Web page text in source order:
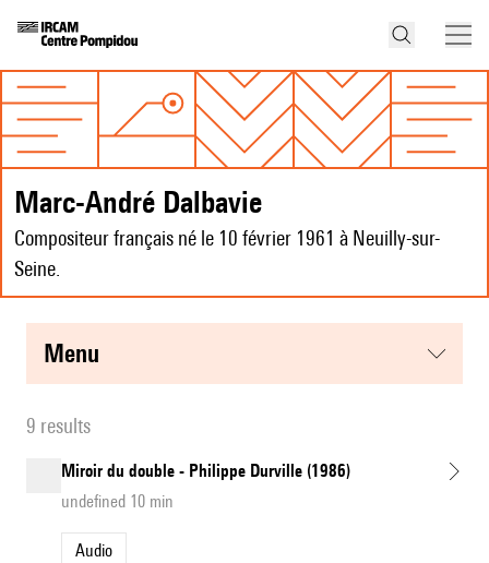
Marc-André Dalbavie
Compositeur français né le 10 février 1961 à Neuilly-sur-
Seine.
menu
9 results
Miroir du double - Philippe Durville (1986)
undefined 10 min
Audio